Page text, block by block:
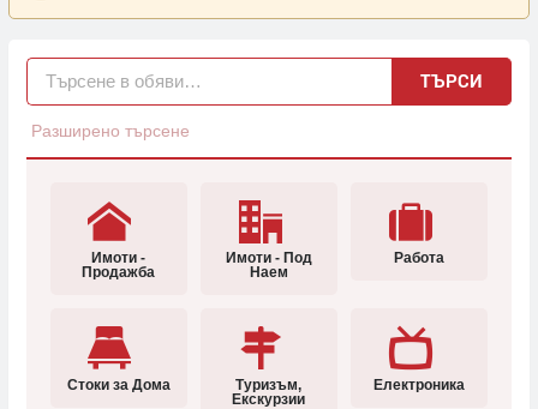
ТЪРСИ
Разширено търсене
Имоти -
Продажба
Имоти - Под
Наем
Работа
Стоки за Дома
Туризъм,
Екскурзии
Електроника